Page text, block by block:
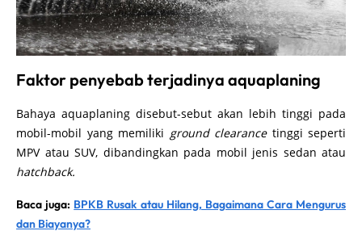
Faktor penyebab terjadinya aquaplaning
Bahaya aquaplaning disebut-sebut akan lebih tinggi pada
mobil-mobil yang memiliki ground clearance tinggi seperti
MPV atau SUV, dibandingkan pada mobil jenis sedan atau
hatchback.
Baca juga: BPKB Rusak atau Hilang, Bagaimana Cara Mengurus
dan Biayanya?